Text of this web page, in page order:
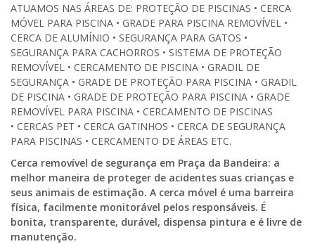
ATUAMOS NAS ÁREAS DE: PROTEÇÃO DE PISCINAS • CERCA
MÓVEL PARA PISCINA • GRADE PARA PISCINA REMOVÍVEL •
CERCA DE ALUMÍNIO • SEGURANÇA PARA GATOS •
SEGURANÇA PARA CACHORROS • SISTEMA DE PROTEÇÃO
REMOVÍVEL • CERCAMENTO DE PISCINA • GRADIL DE
SEGURANÇA • GRADE DE PROTEÇÃO PARA PISCINA • GRADIL
DE PISCINA • GRADE DE PROTEÇÃO PARA PISCINA • GRADE
REMOVÍVEL PARA PISCINA • CERCAMENTO DE PISCINAS
• CERCAS PET • CERCA GATINHOS • CERCA DE SEGURANÇA
PARA PISCINAS • CERCAMENTO DE ÁREAS ETC.
Cerca removível de segurança em Praça da Bandeira: a
melhor maneira de proteger de acidentes suas crianças e
seus animais de estimação. A cerca móvel é uma barreira
física, facilmente monitorável pelos responsáveis. É
bonita, transparente, durável, dispensa pintura e é livre de
manutenção.